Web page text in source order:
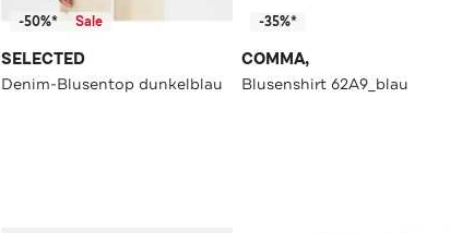
-50%* Sale
SELECTED
Denim-Blusentop dunkelblau
-35%*
COMMA,
Blusenshirt 62A9_blau